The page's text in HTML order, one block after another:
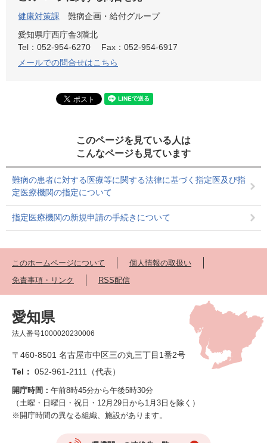
健康対策課
難病企画・給付グループ
愛知県庁西庁舎3階北
Tel：052-954-6270
Fax：052-954-6917
メールでの問合せはこちら
このページを見ている人は
こんなページも見ています
難病の患者に対する医療等に関する法律に基づく指定医及び指
定医療機関の指定について
指定医療機関の新規申請の手続きについて
このホームページについて
個人情報の取扱い
免責事項・リンク
RSS配信
愛知県
法人番号1000020230006
〒460-8501 名古屋市中区三の丸三丁目1番2号
Tel： 052-961-2111（代表）
開庁時間： 午前8時45分から午後5時30分
（土曜・日曜日・祝日・12月29日から1月3日を除く）
※開庁時間の異なる組織、施設があります。